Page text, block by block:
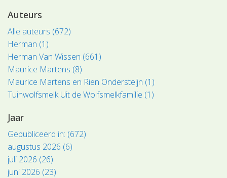
Auteurs
Alle auteurs (672)
Herman (1)
Herman Van Wissen (661)
Maurice Martens (8)
Maurice Martens en Rien Ondersteijn (1)
Tuinwolfsmelk Uit de Wolfsmelkfamilie (1)
Jaar
Gepubliceerd in: (672)
augustus 2026 (6)
juli 2026 (26)
juni 2026 (23)